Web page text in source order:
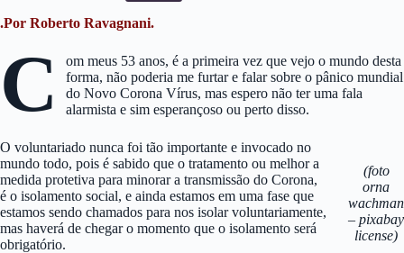
.Por Roberto Ravagnani.
C
om meus 53 anos, é a primeira vez que vejo o mundo desta
forma, não poderia me furtar e falar sobre o pânico mundial
do Novo Corona Vírus, mas espero não ter uma fala
alarmista e sim esperançoso ou perto disso.
(foto
orna
wachman
– pixabay
license)
O voluntariado nunca foi tão importante e invocado no
mundo todo, pois é sabido que o tratamento ou melhor a
medida protetiva para minorar a transmissão do Corona,
é o isolamento social, e ainda estamos em uma fase que
estamos sendo chamados para nos isolar voluntariamente,
mas haverá de chegar o momento que o isolamento será
obrigatório.